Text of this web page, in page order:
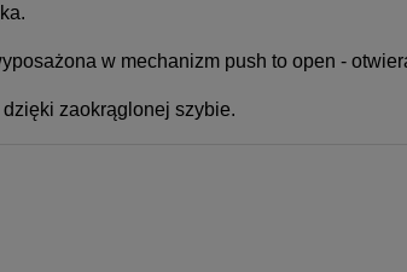
w mechanizm push to open -
zaokrąglonej szybie.